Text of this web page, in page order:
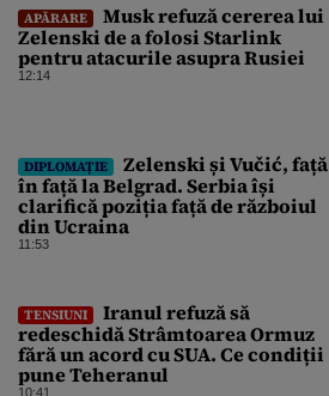
APĂRARE
Musk refuză cererea lui
Zelenski de a folosi Starlink
pentru atacurile asupra Rusiei
12:14
DIPLOMAȚIE
Zelenski și Vučić, față
în față la Belgrad. Serbia își
clarifică poziția față de războiul
din Ucraina
11:53
TENSIUNI
Iranul refuză să
redeschidă Strâmtoarea Ormuz
fără un acord cu SUA. Ce condiții
pune Teheranul
10:41